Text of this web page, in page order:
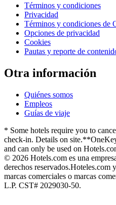
Términos y condiciones
Privacidad
Términos y condiciones de
Opciones de privacidad
Cookies
Pautas y reporte de
Otra información
Quiénes somos
Empleos
Guías de viaje
* Some hotels require you to
check-in. Details on site.
and can only be used on
© 2026 Hotels.com es una
derechos reservados.Hoteles.com
marcas comerciales o marcas
L.P. CST# 2029030-50.